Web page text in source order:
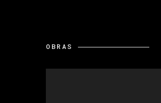
OBRAS